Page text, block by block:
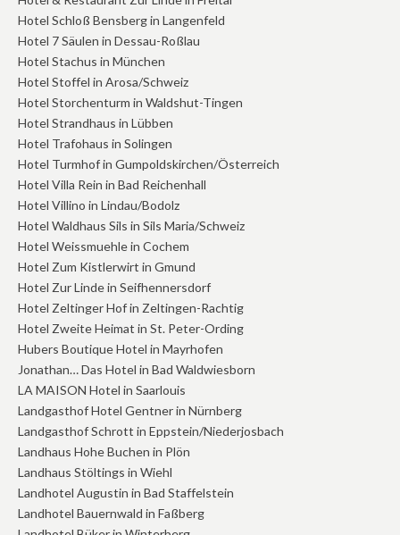
Hotel Schloß Bensberg in Langenfeld
Hotel 7 Säulen in Dessau-Roßlau
Hotel Stachus in München
Hotel Stoffel in Arosa/Schweiz
Hotel Storchenturm in Waldshut-Tingen
Hotel Strandhaus in Lübben
Hotel Trafohaus in Solingen
Hotel Turmhof in Gumpoldskirchen/Österreich
Hotel Villa Rein in Bad Reichenhall
Hotel Villino in Lindau/Bodolz
Hotel Waldhaus Sils in Sils Maria/Schweiz
Hotel Weissmuehle in Cochem
Hotel Zum Kistlerwirt in Gmund
Hotel Zur Linde in Seifhennersdorf
Hotel Zeltinger Hof in Zeltingen-Rachtig
Hotel Zweite Heimat in St. Peter-Ording
Hubers Boutique Hotel in Mayrhofen
Jonathan… Das Hotel in Bad Waldwiesborn
LA MAISON Hotel in Saarlouis
Landgasthof Hotel Gentner in Nürnberg
Landgasthof Schrott in Eppstein/Niederjosbach
Landhaus Hohe Buchen in Plön
Landhaus Stöltings in Wiehl
Landhotel Augustin in Bad Staffelstein
Landhotel Bauernwald in Faßberg